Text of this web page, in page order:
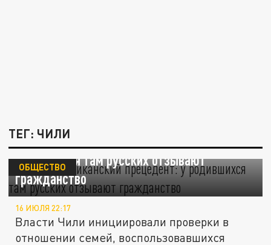
ТЕГ: ЧИЛИ
Латиноамериканский прецедент: у
родившихся там русских отзывают
гражданство
ОБЩЕСТВО
16 ИЮЛЯ 22:17
Власти Чили инициировали проверки в
отношении семей, воспользовавшихся